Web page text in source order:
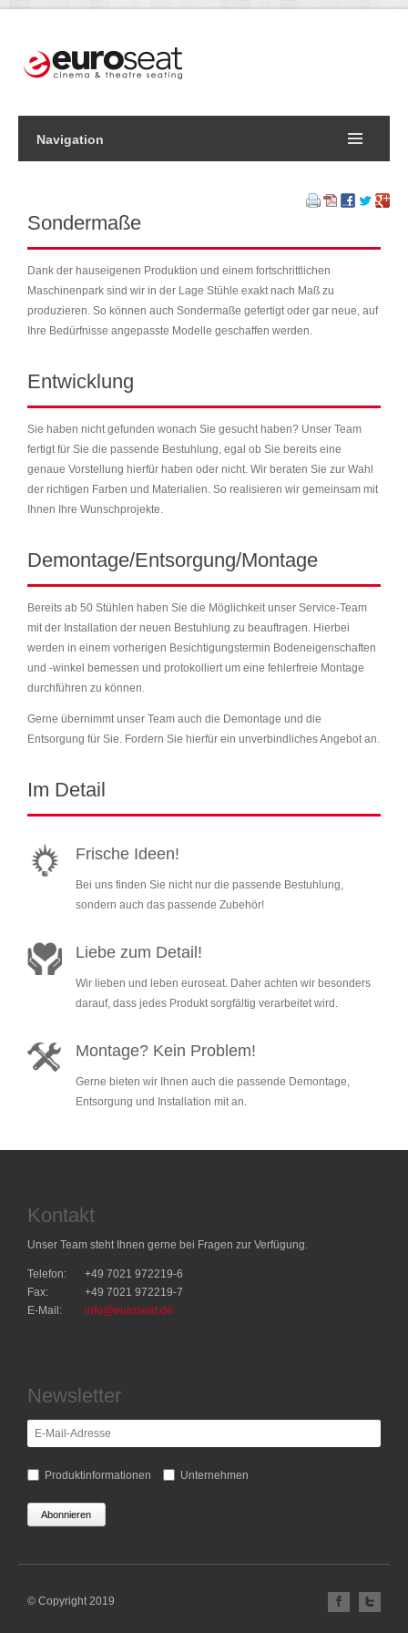
Navigation
Sondermaße
Dank der hauseigenen Produktion und einem fortschrittlichen
Maschinenpark sind wir in der Lage Stühle exakt nach Maß zu
produzieren. So können auch Sondermaße gefertigt oder gar neue, auf
Ihre Bedürfnisse angepasste Modelle geschaffen werden.
Entwicklung
Sie haben nicht gefunden wonach Sie gesucht haben? Unser Team
fertigt für Sie die passende Bestuhlung, egal ob Sie bereits eine
genaue Vorstellung hierfür haben oder nicht. Wir beraten Sie zur Wahl
der richtigen Farben und Materialien. So realisieren wir gemeinsam mit
Ihnen Ihre Wunschprojekte.
Demontage/Entsorgung/Montage
Bereits ab 50 Stühlen haben Sie die Möglichkeit unser Service-Team
mit der Installation der neuen Bestuhlung zu beauftragen. Hierbei
werden in einem vorherigen Besichtigungstermin Bodeneigenschaften
und -winkel bemessen und protokolliert um eine fehlerfreie Montage
durchführen zu können.
Gerne übernimmt unser Team auch die Demontage und die
Entsorgung für Sie. Fordern Sie hierfür ein unverbindliches Angebot an.
Im Detail
Frische Ideen!
Bei uns finden Sie nicht nur die passende Bestuhlung,
sondern auch das passende Zubehör!
Liebe zum Detail!
Wir lieben und leben euroseat. Daher achten wir besonders
darauf, dass jedes Produkt sorgfältig verarbeitet wird.
Montage? Kein Problem!
Gerne bieten wir Ihnen auch die passende Demontage,
Entsorgung und Installation mit an.
Kontakt
Unser Team steht Ihnen gerne bei Fragen zur Verfügung.
Telefon:
+49 7021 972219-6
Fax:
+49 7021 972219-7
E-Mail:
info@euroseat.de
Newsletter
E-
Mail-
Produktinformationen Unternehmen
© Copyright 2019